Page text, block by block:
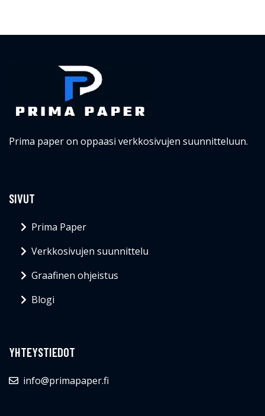
Prima paper on oppaasi verkkosivujen suunnitteluun.
SIVUT
Prima Paper
Verkkosivujen suunnittelu
Graafinen ohjeistus
Blogi
YHTEYSTIEDOT
info@primapaper.fi